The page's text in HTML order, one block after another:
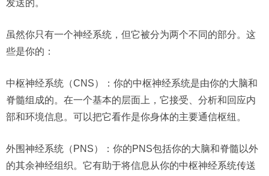
发送的。
虽然你只有一个神经系统，但它被分为两个不同的部分。这
些是你的：
中枢神经系统（CNS）：你的中枢神经系统是由你的大脑和
脊髓组成的。在一个基本的层面上，它接受、分析和回应内
部和环境信息。可以把它看作是你身体的主要通信枢纽。
外围神经系统（PNS）：你的PNS包括你的大脑和脊髓以外
的其余神经组织。它有助于将信息从你的中枢神经系统传送